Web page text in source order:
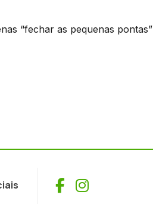
“fechar as pequenas pontas”
Facebook
Instagram